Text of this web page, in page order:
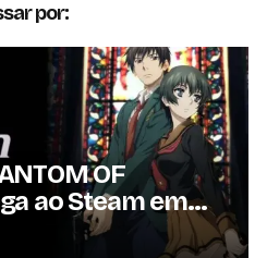
por:
OF
ao Steam em
conteúdo da